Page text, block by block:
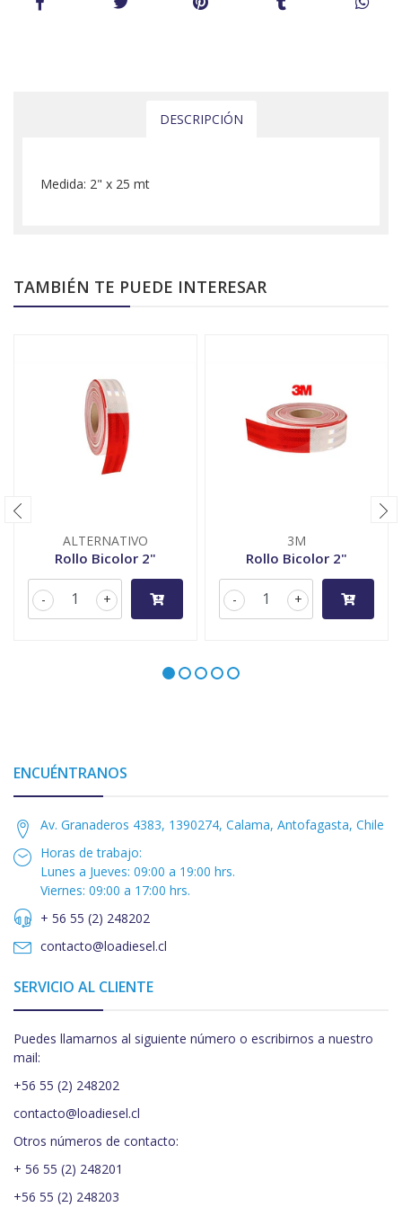
DESCRIPCIÓN
Medida: 2" x 25 mt
TAMBIÉN TE PUEDE INTERESAR
ALTERNATIVO
Rollo Bicolor 2"
+
-
3M
Rollo Bicolor 2"
+
-
ENCUÉNTRANOS
Av. Granaderos 4383, 1390274, Calama, Antofagasta, Chile
Horas de trabajo:
Lunes a Jueves: 09:00 a 19:00 hrs.
Viernes: 09:00 a 17:00 hrs.
+ 56 55 (2) 248202
contacto@loadiesel.cl
SERVICIO AL CLIENTE
Puedes llamarnos al siguiente número o escribirnos a nuestro
mail:
+56 55 (2) 248202
contacto@loadiesel.cl
Otros números de contacto:
+ 56 55 (2) 248201
+56 55 (2) 248203